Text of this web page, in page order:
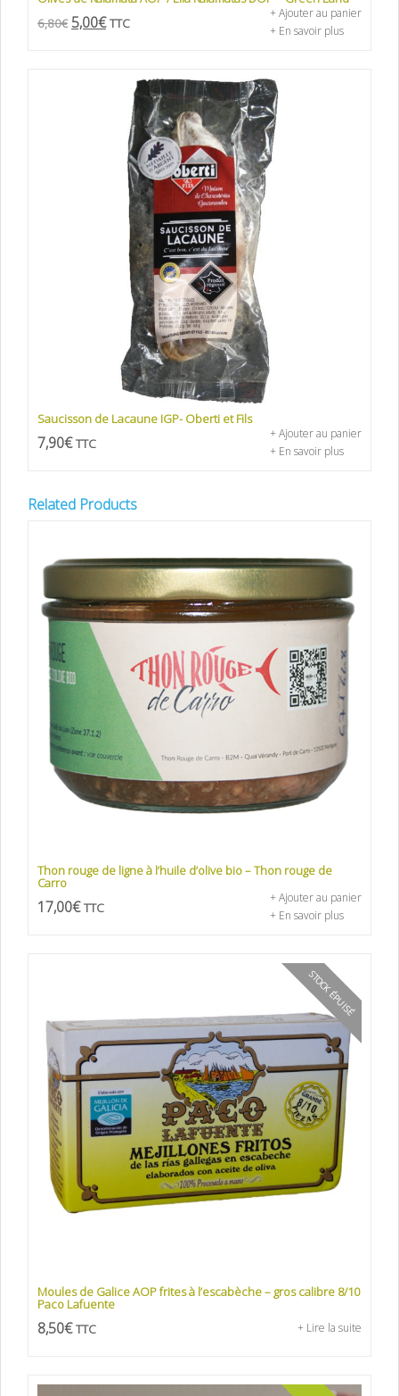
6,80€ 5,00€ TTC
+ Ajouter au panier
+ En savoir plus
Saucisson de Lacaune IGP- Oberti et Fils
7,90€ TTC
+ Ajouter au panier
+ En savoir plus
Related Products
Thon rouge de ligne à l’huile d’olive bio – Thon rouge de
Carro
17,00€ TTC
+ Ajouter au panier
+ En savoir plus
STOCK ÉPUISÉ
Moules de Galice AOP frites à l’escabèche – gros calibre 8/10
Paco Lafuente
8,50€ TTC + Lire la suite